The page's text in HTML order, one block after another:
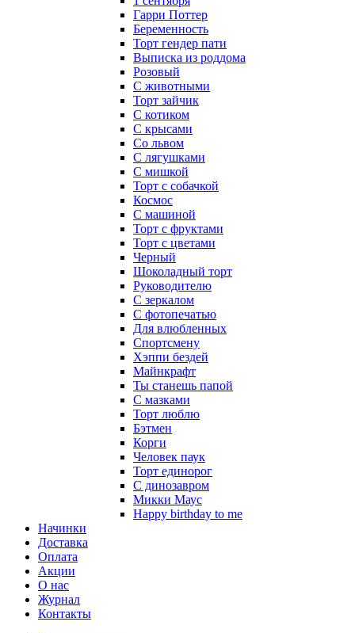
Гарри Поттер
Беременность
Торт гендер пати
Выписка из роддома
Розовый
С животными
Торт зайчик
С котиком
С крысами
Со львом
С лягушками
С мишкой
Торт с собачкой
Космос
С машиной
Торт с фруктами
Торт с цветами
Черный
Шоколадный торт
Руководителю
С зеркалом
С фотопечатью
Для влюбленных
Спортсмену
Хэппи бездей
Майнкрафт
Ты станешь папой
С мазками
Торт люблю
Бэтмен
Корги
Человек паук
Торт единорог
С динозавром
Микки Маус
Happy birthday to me
Начинки
Доставка
Оплата
Акции
О нас
Журнал
Контакты